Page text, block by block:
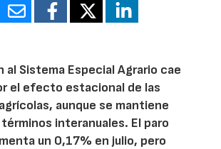
al Sistema Especial Agrario cae
el efecto estacional de las
aunque se mantiene
interanuales. El paro
un 0,17% en julio, pero